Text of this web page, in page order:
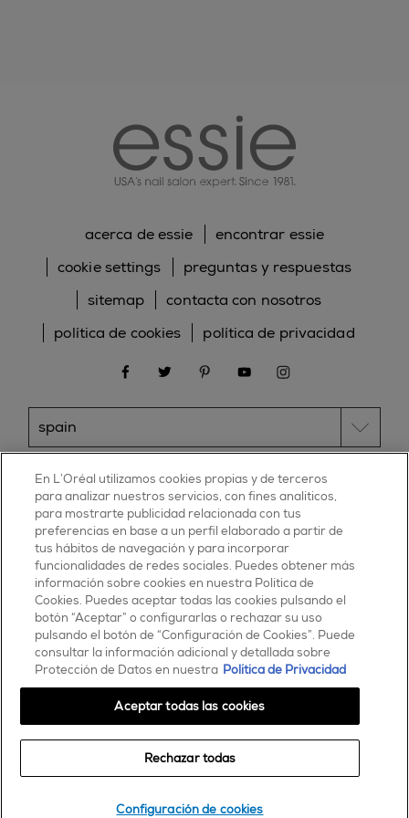
Comprar
© 2025 essie todos los derechos reservados
condiciones de uso
acerca de essie
encontrar essie
cookie settings
preguntas y respuestas
sitemap
contacta con nosotros
política de cookies
política de privacidad
facebooktwitter pinterestyoutubeinstagram
ESSIE
30, rue d’Alsace – 92300 Levallois-Perret
FRANCE
Contáctanos
900 181 055
En L’Oréal utilizamos cookies propias y de terceros
para analizar nuestros servicios, con fines analíticos,
para mostrarte publicidad relacionada con tus
preferencias en base a un perfil elaborado a partir de
tus hábitos de navegación y para incorporar
funcionalidades de redes sociales. Puedes obtener más
información sobre cookies en nuestra Política de
Cookies. Puedes aceptar todas las cookies pulsando el
botón “Aceptar” o configurarlas o rechazar su uso
pulsando el botón de “Configuración de Cookies”. Puede
consultar la información adicional y detallada sobre
Protección de Datos en nuestra Política de Privacidad
Configuración de cookies
Rechazar todas
Aceptar todas las cookies